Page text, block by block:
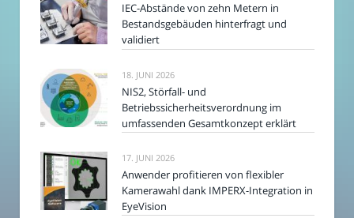
IEC-Abstände von zehn Metern in
Bestandsgebäuden hinterfragt und
validiert
18. JUNI 2026
NIS2, Störfall- und
Betriebssicherheitsverordnung im
umfassenden Gesamtkonzept erklärt
17. JUNI 2026
Anwender profitieren von flexibler
Kamerawahl dank IMPERX-Integration in
EyeVision